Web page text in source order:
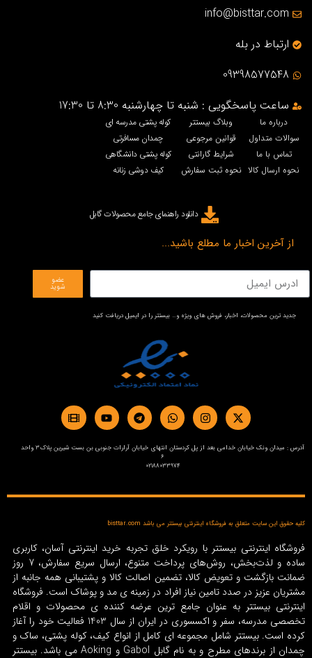
info@bisttar.com
ارتباط در بله
09398577548
ساعت پاسخگویی : شنبه تا چهارشنبه 8:30 تا 17:30
درباره ما
سوالات متداول
تماس با ما
نحوه ارسال کالا
وبلاگ بیستتر
قوانین مرجوعی
شرایط گارانتی
نحوه ثبت سفارش
کوله پشتی مدرسه ای
چمدان مسافرتی
کوله پشتی دانشگاهی
کیف دوشی زنانه
دانلود راهنمای جامع محصولات گابل
از آخرین اخبار ما مطلع باشید...
عضو
شوید
جدید ترین محصولات، اخبار، فروش های ویژه و… بیستتر را در ایمیل دریافت کنید
آدرس : میدان ونک خیابان خدامی بعد از پل کردستان انتهای خیابان آرارات جنوبی بن بست شیرین پلاک3 واحد
6
02188033974
کلیه حقوق این سایت متعلق به فروشگاه اینترنتی بیستتر می باشد bisttar.com
فروشگاه اینترنتی بیستتر با رویکرد خلق تجربه خرید اینترنتی آسان، کاربری
ساده و لذت‌بخش، روش‌های پرداخت متنوع، ارسال سریع سفارش، 7 روز
ضمانت بازگشت و تعویض کالا، تضمین اصالت کالا و پشتیبانی همه جانبه از
مشتریان عزیز در صدد تامین نیاز افراد در زمینه‌ ی مد و پوشاک است. فروشگاه
اینترنتی بیستتر به عنوان جامع ترین عرضه کننده ی محصولات و اقلام
تخصصی مدرسه، سفر و اکسسوری در ایران از سال 1403 فعالیت خود را آغاز
کرده است. بیستتر شامل مجموعه ای کامل از انواع کیف، کوله پشتی، ساک و
چمدان از برندهای مطرح و به نام گابل Gabol و Aoking می باشد. بیستتر